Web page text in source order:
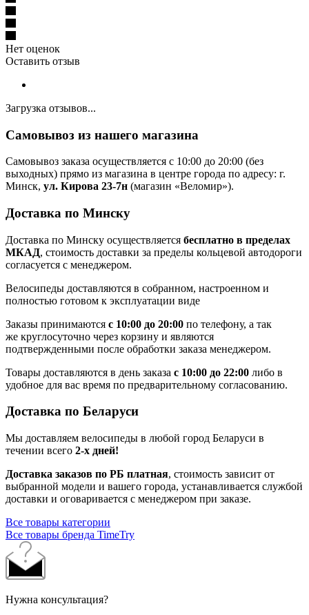
Нет оценок
Оставить отзыв
Загрузка отзывов...
Самовывоз из нашего магазина
Самовывоз заказа осуществляется с 10:00 до 20:00 (без
выходных) прямо из магазина в центре города по адресу: г.
Минск, ул. Кирова 23-7н (магазин «Веломир»).
Доставка по Минску
Доставка по Минску осуществляется бесплатно в пределах
МКАД, стоимость доставки за пределы кольцевой автодороги
согласуется с менеджером.
Велосипеды доставляются в собранном, настроенном и
полностью готовом к эксплуатации виде
Заказы принимаются с 10:00 до 20:00 по телефону, а так
же круглосуточно через корзину и являются
подтвержденными после обработки заказа менеджером.
Товары доставляются в день заказа с 10:00 до 22:00 либо в
удобное для вас время по предварительному согласованию.
Доставка по Беларуси
Мы доставляем велосипеды в любой город Беларуси в
течении всего 2-х дней!
Доставка заказов по РБ платная, стоимость зависит от
выбранной модели и вашего города, устанавливается службой
доставки и оговаривается с менеджером при заказе.
Все товары категории
Все товары бренда TimeTry
Нужна консультация?